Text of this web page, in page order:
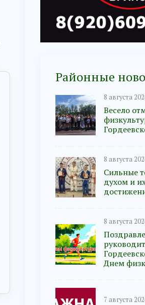
Районные
8 августа
Весело
8 августа
Сильные
духом и
8 августа
Днем
7 августа